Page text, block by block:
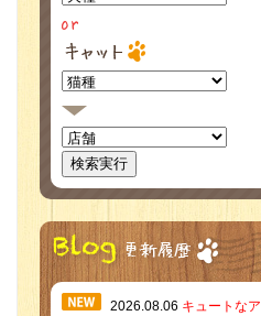
2026.08.06 キュートなア